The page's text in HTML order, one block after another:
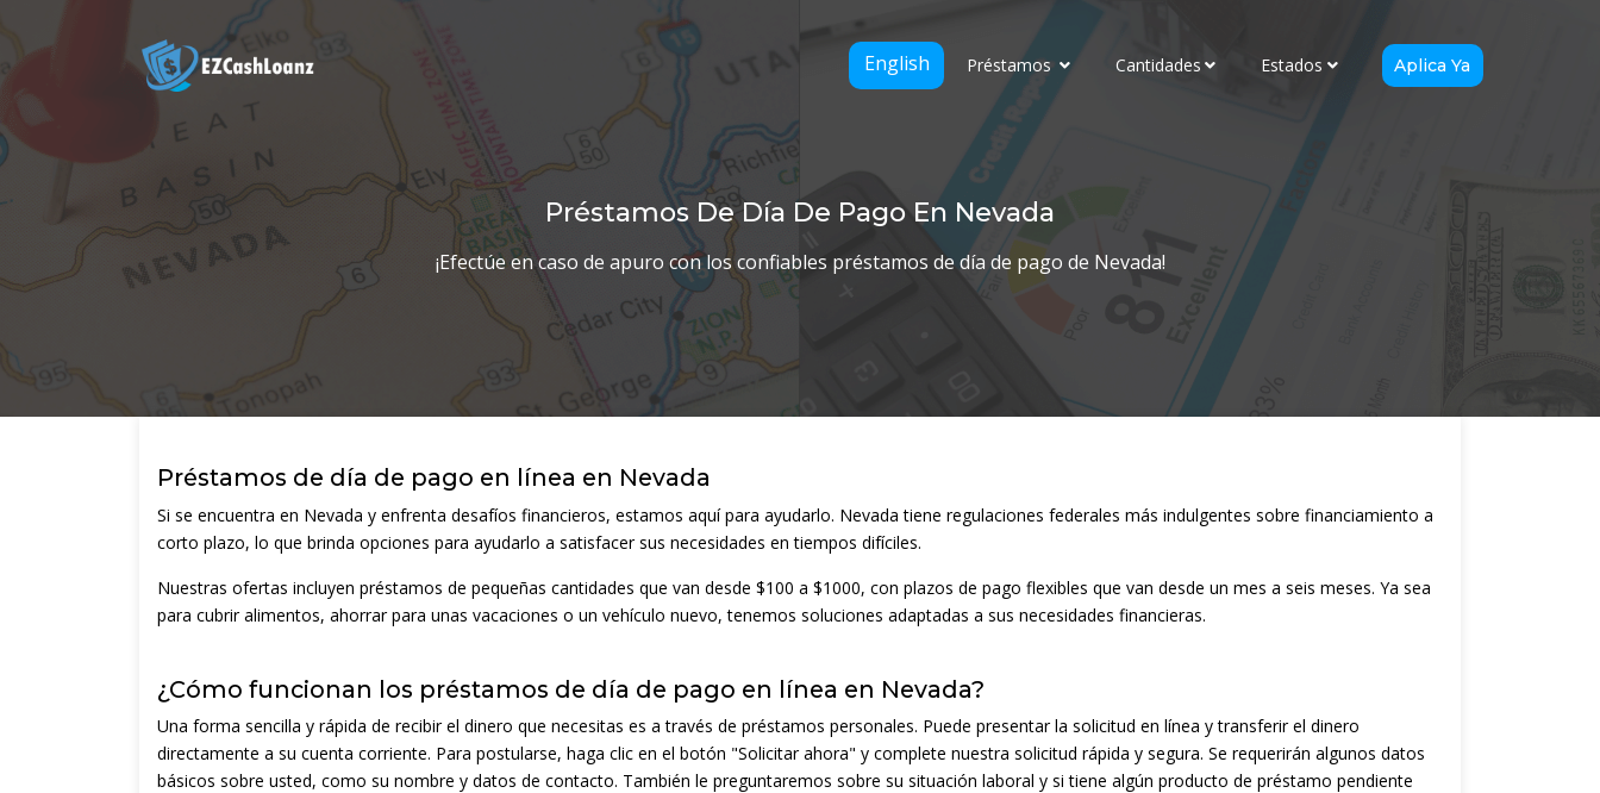
English Préstamos Cantidades Estados Aplica Ya
Préstamos De Día De Pago En Nevada
¡Efectúe en caso de apuro con los confiables préstamos de día de pago de Nevada!
Préstamos de día de pago en línea en Nevada
Si se encuentra en Nevada y enfrenta desafíos financieros, estamos aquí para ayudarlo. Nevada tiene regulaciones federales más indulgentes sobre financiamiento a
corto plazo, lo que brinda opciones para ayudarlo a satisfacer sus necesidades en tiempos difíciles.
Nuestras ofertas incluyen préstamos de pequeñas cantidades que van desde $100 a $1000, con plazos de pago flexibles que van desde un mes a seis meses. Ya sea
para cubrir alimentos, ahorrar para unas vacaciones o un vehículo nuevo, tenemos soluciones adaptadas a sus necesidades financieras.
¿Cómo funcionan los préstamos de día de pago en línea en Nevada?
Una forma sencilla y rápida de recibir el dinero que necesitas es a través de préstamos personales. Puede presentar la solicitud en línea y transferir el dinero
directamente a su cuenta corriente. Para postularse, haga clic en el botón "Solicitar ahora" y complete nuestra solicitud rápida y segura. Se requerirán algunos datos
básicos sobre usted, como su nombre y datos de contacto. También le preguntaremos sobre su situación laboral y si tiene algún producto de préstamo pendiente